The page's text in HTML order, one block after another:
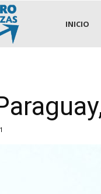
.::MACROFINANZAS::.
INICIO